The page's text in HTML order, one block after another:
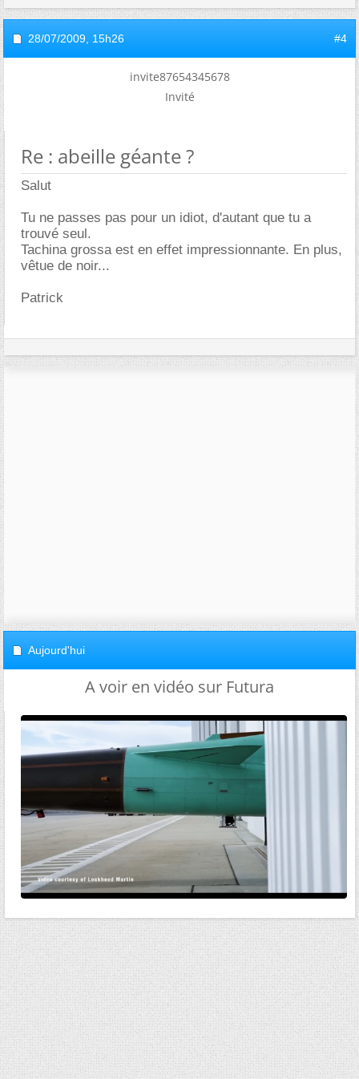
28/07/2009, 15h26 #4
invite87654345678
Invité
Re : abeille géante ?
Salut
Tu ne passes pas pour un idiot, d'autant que tu a
trouvé seul.
Tachina grossa est en effet impressionnante. En plus,
vêtue de noir...
Patrick
Aujourd'hui
A voir en vidéo sur Futura